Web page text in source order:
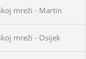
mreži - Martin
mreži - Osijek